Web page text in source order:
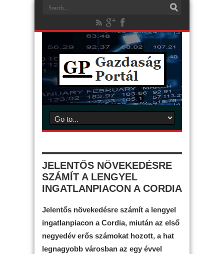
JELENTŐS NÖVEKEDÉSRE
SZÁMÍT A LENGYEL
INGATLANPIACON A CORDIA
Jelentős növekedésre számít a lengyel
ingatlanpiacon a Cordia, miután az első
negyedév erős számokat hozott, a hat
legnagyobb városban az egy évvel